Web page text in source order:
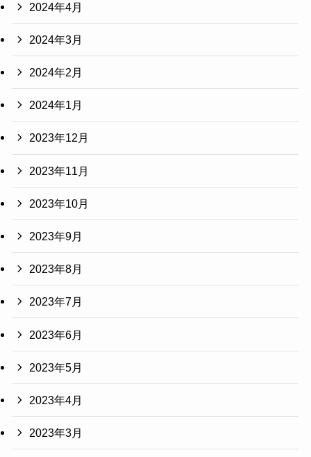
2024年4月
2024年3月
2024年2月
2024年1月
2023年12月
2023年11月
2023年10月
2023年9月
2023年8月
2023年7月
2023年6月
2023年5月
2023年4月
2023年3月